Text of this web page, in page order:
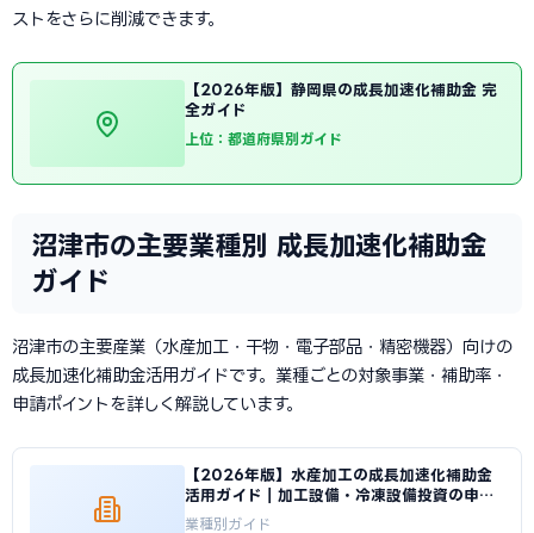
ストをさらに削減できます。
【2026年版】静岡県の成長加速化補助金 完
全ガイド
上位：都道府県別ガイド
沼津市の主要業種別 成長加速化補助金
ガイド
沼津市の主要産業（水産加工・干物・電子部品・精密機器）向けの
成長加速化補助金活用ガイドです。業種ごとの対象事業・補助率・
申請ポイントを詳しく解説しています。
【2026年版】水産加工の成長加速化補助金
活用ガイド｜加工設備・冷凍設備投資の申請
方法｜成長加速化補助金ナビ
業種別ガイド